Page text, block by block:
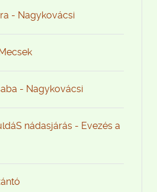
- Nagykovácsi
- Nagykovácsi
nádasjárás - Evezés a